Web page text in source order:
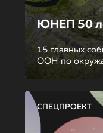
ЮНЕП 50
15 главных
ООН по
СПЕЦПРОЕКТ